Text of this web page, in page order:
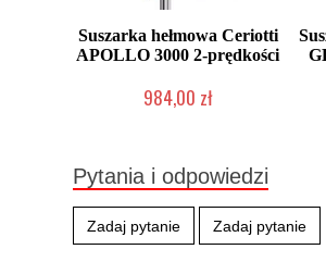
Suszarka hełmowa Ceriotti
APOLLO 3000 2-prędkości
984,00 zł
Pytania i odpowiedzi
Zadaj pytanie Zadaj pytanie